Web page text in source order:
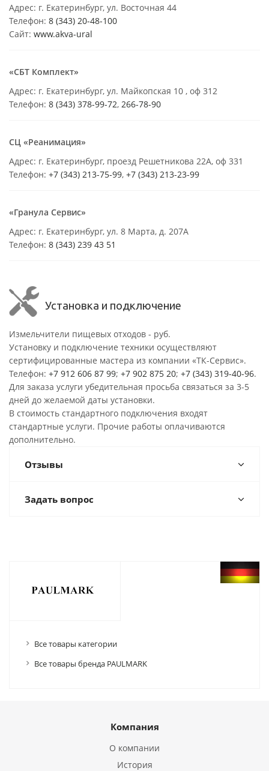
Адрес: г. Екатеринбург, ул. Восточная 44
Телефон: 8 (343) 20-48-100
Сайт: www.akva-ural
«СБТ Комплект»
Адрес: г. Екатеринбург, ул. Майкопская 10 , оф 312
Телефон: 8 (343) 378-99-72, 266-78-90
СЦ «Реанимация»
Адрес: г. Екатеринбург, проезд Решетникова 22А, оф 331
Телефон: +7 (343) 213-75-99, +7 (343) 213-23-99
«Гранула Сервис»
Адрес: г. Екатеринбург, ул. 8 Марта, д. 207А
Телефон: 8 (343) 239 43 51
Установка и подключение
Измельчители пищевых отходов - руб.
Установку и подключение техники осуществляют
сертифицированные мастера из компании «ТК-Сервис».
Телефон: +7 912 606 87 99; +7 902 875 20; +7 (343) 319-40-96.
Для заказа услуги убедительная просьба связаться за 3-5
дней до желаемой даты установки.
В стоимость стандартного подключения входят
стандартные услуги. Прочие работы оплачиваются
дополнительно.
Отзывы
Задать вопрос
Все товары категории
Все товары бренда PAULMARK
Компания
О компании
История